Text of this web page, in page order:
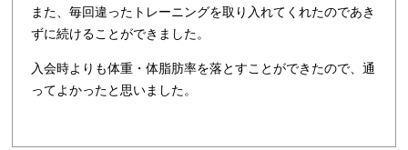
また、毎回違ったトレーニングを取り入れてくれたのであき
ずに続けることができました。
入会時よりも体重・体脂肪率を落とすことができたので、通
ってよかったと思いました。